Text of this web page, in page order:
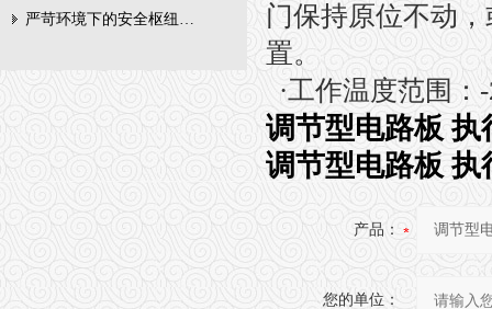
严苛环境下的安全枢纽：矿用隔爆型电动闸阀的技术剖析
门保持原位不动
置。
·工作温度范围：
调节型电路板 执
调节型电路板 执
产品：
您的单位：